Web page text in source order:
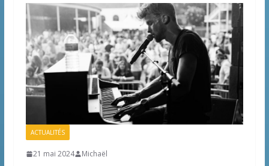
ACTUALITÉS
21 mai 2024 Michaël